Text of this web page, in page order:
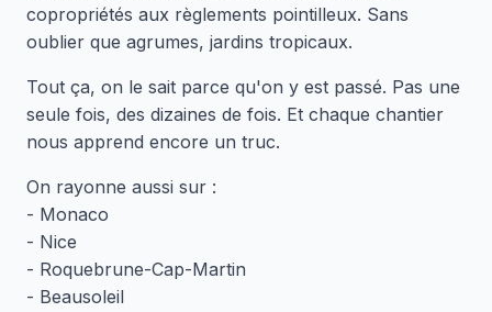
copropriétés aux règlements pointilleux. Sans
oublier que agrumes, jardins tropicaux.
Tout ça, on le sait parce qu'on y est passé. Pas une
seule fois, des dizaines de fois. Et chaque chantier
nous apprend encore un truc.
On rayonne aussi sur :
- Monaco
- Nice
- Roquebrune-Cap-Martin
- Beausoleil